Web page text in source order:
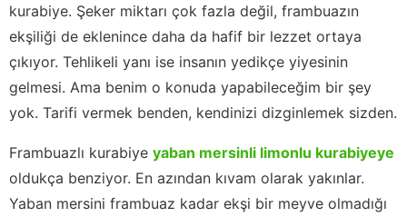
kurabiye. Şeker miktarı çok fazla değil, frambuazın
ekşiliği de eklenince daha da hafif bir lezzet ortaya
çıkıyor. Tehlikeli yanı ise insanın yedikçe yiyesinin
gelmesi. Ama benim o konuda yapabileceğim bir şey
yok. Tarifi vermek benden, kendinizi dizginlemek sizden.
Frambuazlı kurabiye yaban mersinli limonlu kurabiyeye
oldukça benziyor. En azından kıvam olarak yakınlar.
Yaban mersini frambuaz kadar ekşi bir meyve olmadığı